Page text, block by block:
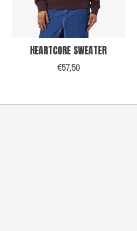
HEARTCORE SWEATER
€57,50